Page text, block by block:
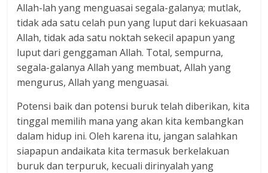
Allah-lah yang menguasai segala-galanya; mutlak,
tidak ada satu celah pun yang luput dari kekuasaan
Allah, tidak ada satu noktah sekecil apapun yang
luput dari genggaman Allah. Total, sempurna,
segala-galanya Allah yang membuat, Allah yang
mengurus, Allah yang menguasai.
Potensi baik dan potensi buruk telah diberikan, kita
tinggal memilih mana yang akan kita kembangkan
dalam hidup ini. Oleh karena itu, jangan salahkan
siapapun andaikata kita termasuk berkelakuan
buruk dan terpuruk, kecuali dirinyalah yang